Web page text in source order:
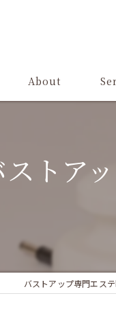
About
トア
バストアップ専門エス